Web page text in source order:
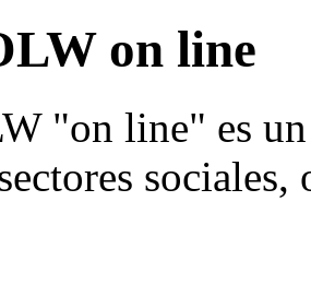
on line
"on line" es
sociales,